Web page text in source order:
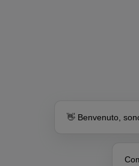
👋 Benvenuto,